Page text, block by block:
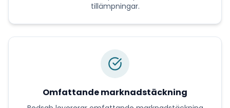
tillämpningar.
Omfattande marknadstäckning